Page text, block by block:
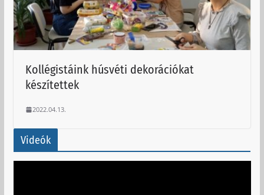
Kollégistáink húsvéti dekorációkat
készítettek
2022.04.13.
Videók